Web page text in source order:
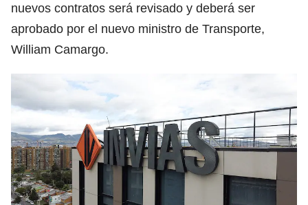
nuevos contratos será revisado y deberá ser
aprobado por el nuevo ministro de Transporte,
William Camargo.